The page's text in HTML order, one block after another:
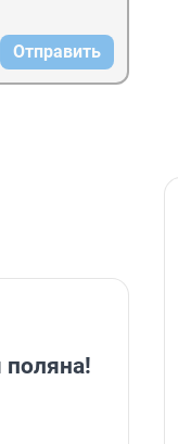
Отправить
поляна!